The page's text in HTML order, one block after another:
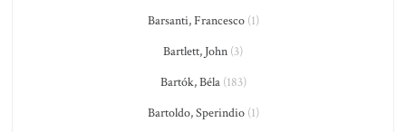
Barsanti, Francesco(1)
Bartlett, John (3)
Bartók, Béla(183)
Bartoldo, Sperindio(1)